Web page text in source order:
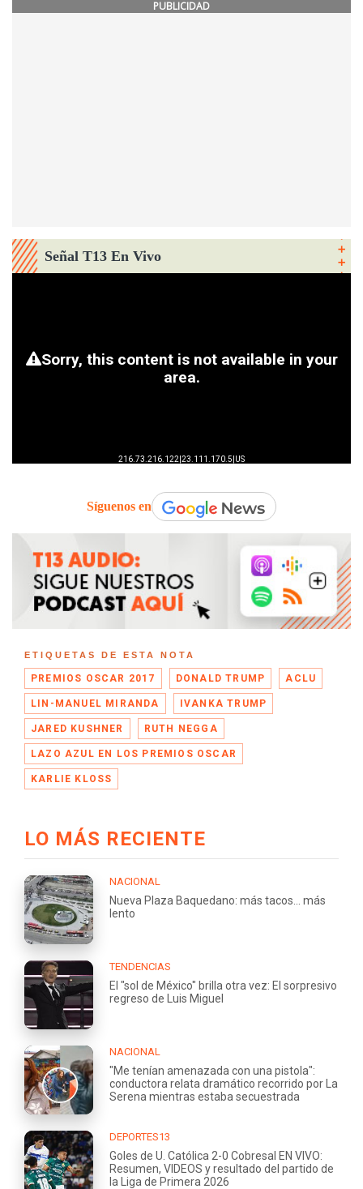
PUBLICIDAD
Señal T13 En Vivo
Síguenos en
ETIQUETAS DE ESTA NOTA
PREMIOS OSCAR 2017 DONALD TRUMP ACLU
LIN-MANUEL MIRANDA IVANKA TRUMP
JARED KUSHNER RUTH NEGGA
LAZO AZUL EN LOS PREMIOS OSCAR
KARLIE KLOSS
LO MÁS RECIENTE
NACIONAL
Nueva Plaza Baquedano: más tacos... más
lento
TENDENCIAS
El "sol de México" brilla otra vez: El sorpresivo
regreso de Luis Miguel
NACIONAL
"Me tenían amenazada con una pistola":
conductora relata dramático recorrido por La
Serena mientras estaba secuestrada
DEPORTES13
Goles de U. Católica 2-0 Cobresal EN VIVO:
Resumen, VIDEOS y resultado del partido de
la Liga de Primera 2026